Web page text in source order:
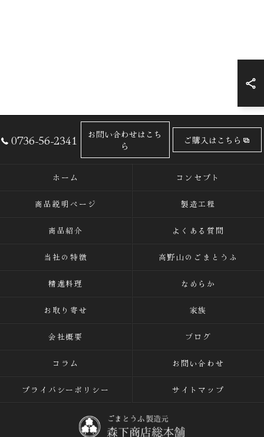
0736-56-2341
お問い合わせはこち
ら
ご購入はこちら
ホーム コンセプト
商品説明ページ 製造工程
商品紹介 よくある質問
当社の特徴 高野山のごまとうふ
精進料理 なめらか
お取り寄せ 家族
会社概要 ブログ
コラム お問い合わせ
プライバシーポリシー サイトマップ